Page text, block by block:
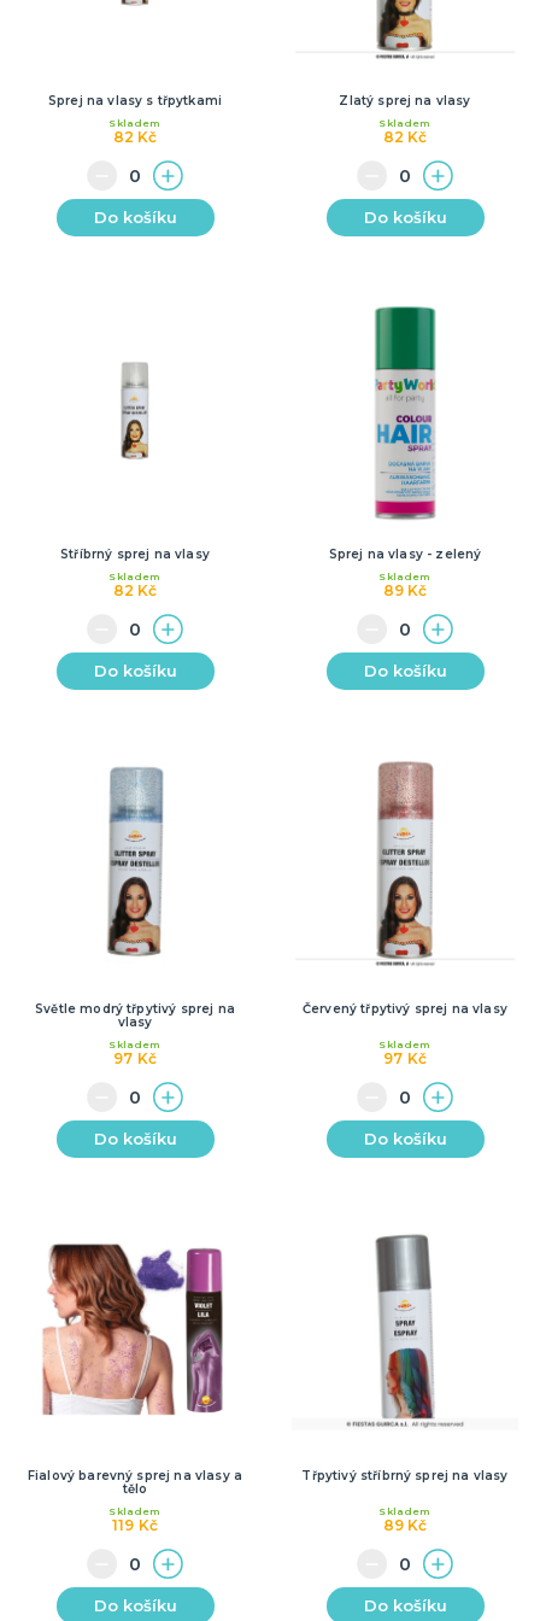
Sprej na vlasy s třpytkami
82 Kč
Skladem
Do košíku
Zlatý sprej na vlasy
82 Kč
Skladem
Do košíku
Stříbrný sprej na vlasy
82 Kč
Skladem
Do košíku
Sprej na vlasy - zelený
89 Kč
Skladem
Do košíku
Světle modrý třpytivý sprej na
vlasy
97 Kč
Skladem
Do košíku
Červený třpytivý sprej na vlasy
97 Kč
Skladem
Do košíku
Fialový barevný sprej na vlasy a
tělo
119 Kč
Skladem
Do košíku
Třpytivý stříbrný sprej na vlasy
89 Kč
Skladem
Do košíku